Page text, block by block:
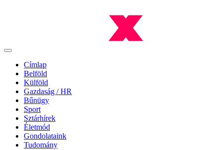
Címlap
Belföld
Külföld
Gazdaság / HR
Bűnügy
Sport
Sztárhírek
Életmód
Gondolataink
Tudomány